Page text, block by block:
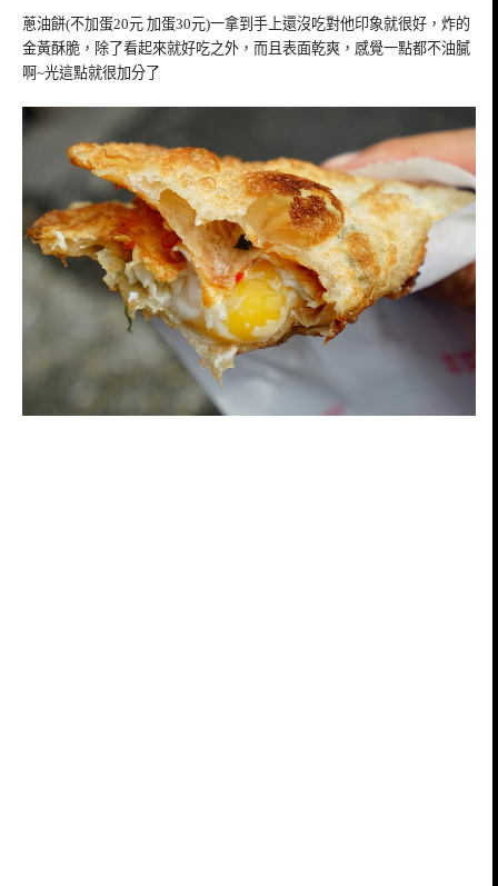
蔥油餅(不加蛋20元 加蛋30元)一拿到手上還沒吃對他印象就很好，炸的
金黃酥脆，除了看起來就好吃之外，而且表面乾爽，感覺一點都不油膩
啊~光這點就很加分了